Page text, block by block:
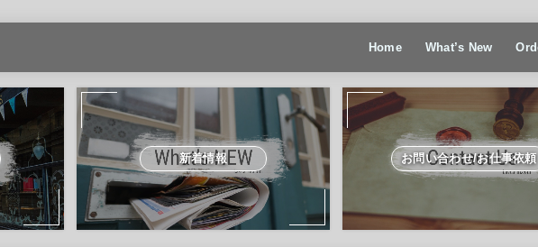
Home What’s New
新着情報 お問い合わせ/お仕事依頼